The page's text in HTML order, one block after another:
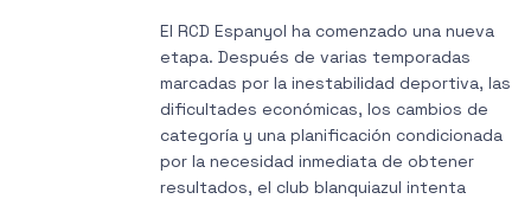
El RCD Espanyol ha comenzado una nueva
etapa. Después de varias temporadas
marcadas por la inestabilidad deportiva, las
dificultades económicas, los cambios de
categoría y una planificación condicionada
por la necesidad inmediata de obtener
resultados, el club blanquiazul intenta